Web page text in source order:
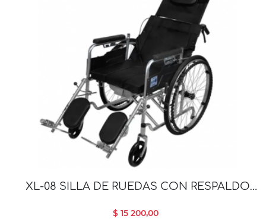
XL-08 SILLA DE RUEDAS CON RESPALDO
$ 15 200,00